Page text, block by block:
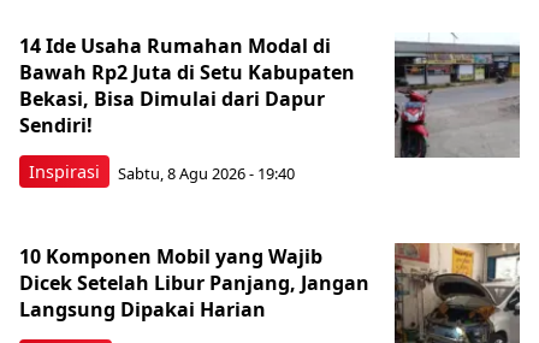
Inspirasi
14 Ide Usaha Rumahan Modal di
Bawah Rp2 Juta di Setu Kabupaten
Bekasi, Bisa Dimulai dari Dapur
Sendiri!
Sabtu, 8 Agu 2026 - 19:40
10 Komponen Mobil yang Wajib
Dicek Setelah Libur Panjang, Jangan
Langsung Dipakai Harian